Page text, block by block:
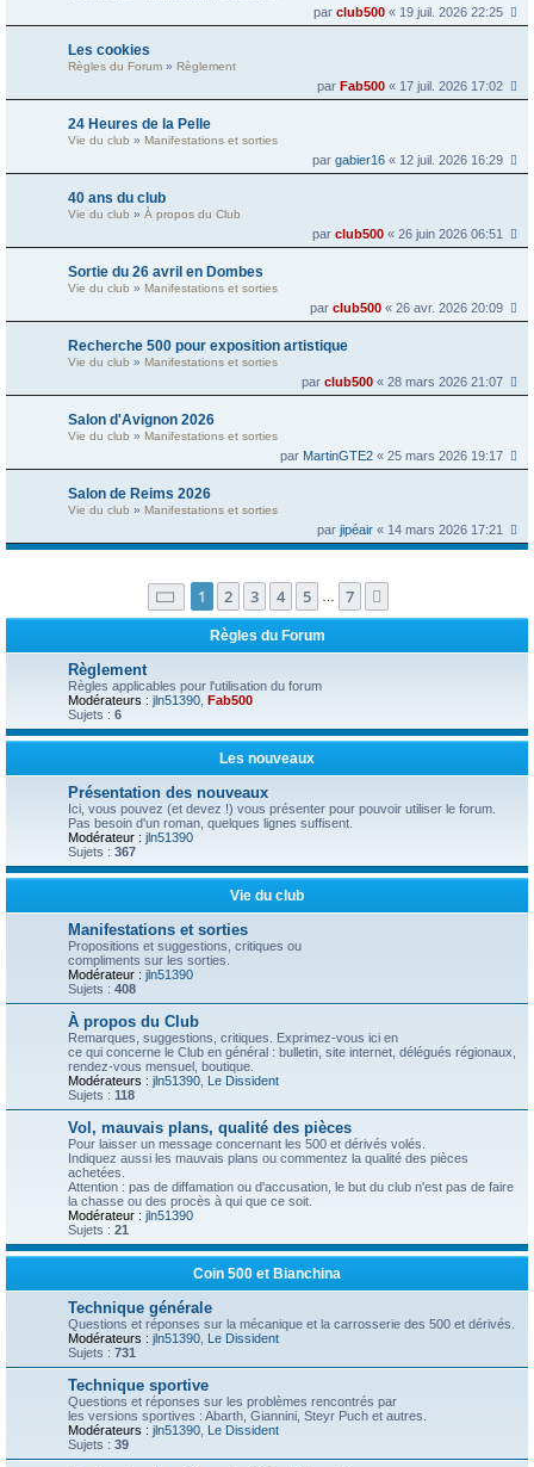
parclub500 « 19 juil. 2026 22:25
Les cookies
Règles du Forum » Règlement
parFab500 « 17 juil. 2026 17:02
24 Heures de la Pelle
Vie du club » Manifestations et sorties
pargabier16 « 12 juil. 2026 16:29
40 ans du club
Vie du club » À propos du Club
parclub500 « 26 juin 2026 06:51
Sortie du 26 avril en Dombes
Vie du club » Manifestations et sorties
parclub500 « 26 avr. 2026 20:09
Recherche 500 pour exposition artistique
Vie du club » Manifestations et sorties
parclub500 « 28 mars 2026 21:07
Salon d'Avignon 2026
Vie du club » Manifestations et sorties
par MartinGTE2 « 25 mars 2026 19:17
Salon de Reims 2026
Vie du club » Manifestations et sorties
parjipéair « 14 mars 2026 17:21
Page 1sur7
1 2 3 4 5 7
Règles du Forum
Règlement
Règles applicables pour l'utilisation du forum
Modérateurs : jln51390 Fab500
Sujets : 6
Les nouveaux
Présentation des nouveaux
Ici, vous pouvez (et devez !) vous présenter pour pouvoir utiliser le forum.
Pas besoin d'un roman, quelques lignes suffisent.
Modérateur : jln51390
Sujets : 367
Vie du club
Manifestations et sorties
Propositions et suggestions, critiques ou
compliments sur les sorties.
Modérateur : jln51390
Sujets : 408
À propos du Club
Remarques, suggestions, critiques. Exprimez-vous ici en
ce qui concerne le Club en général : bulletin, site internet, délégués régionaux,
rendez-vous mensuel, boutique.
Modérateurs : jln51390 Le Dissident
Sujets : 118
Vol, mauvais plans, qualité des pièces
Pour laisser un message concernant les 500 et dérivés volés.
Indiquez aussi les mauvais plans ou commentez la qualité des pièces
achetées.
Attention : pas de diffamation ou d'accusation, le but du club n'est pas de faire
la chasse ou des procès à qui que ce soit.
Modérateur : jln51390
Sujets : 21
Coin 500 et Bianchina
Technique générale
Questions et réponses sur la mécanique et la carrosserie des 500 et dérivés.
Modérateurs : jln51390 Le Dissident
Sujets : 731
Technique sportive
Questions et réponses sur les problèmes rencontrés par
les versions sportives : Abarth, Giannini, Steyr Puch et autres.
Modérateurs : jln51390 Le Dissident
Sujets : 39